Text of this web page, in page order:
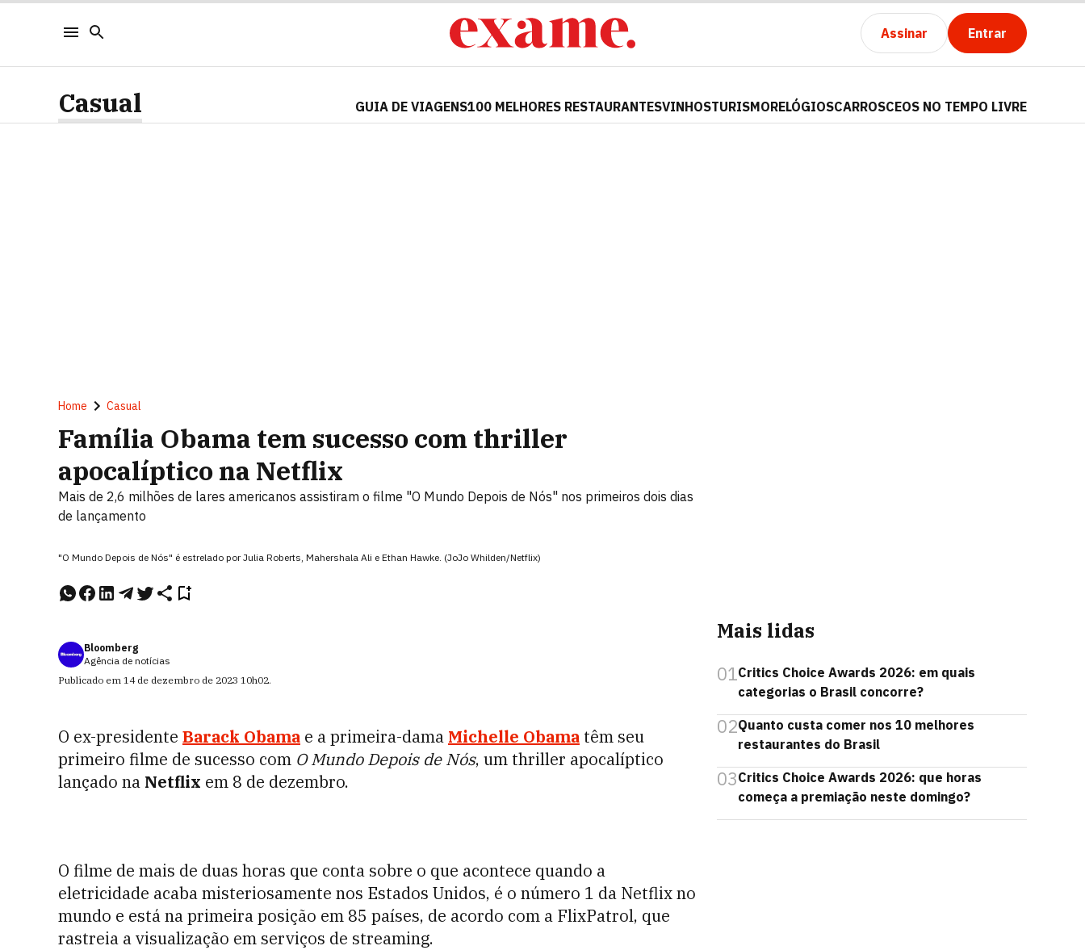
Assinar Entrar
Casual GUIA DE VIAGENS100 MELHORES RESTAURANTESVINHOSTURISMORELÓGIOSCARROSCEOS NO TEMPO LIVRE
Home Casual
Família Obama tem sucesso com thriller
apocalíptico na Netflix
Mais de 2,6 milhões de lares americanos assistiram o filme "O Mundo Depois de Nós" nos primeiros dois dias
de lançamento
"O Mundo Depois de Nós" é estrelado por Julia Roberts, Mahershala Ali e Ethan Hawke. (JoJo Whilden/Netflix)
Bloomberg
Agência de notícias
Publicado em 14 de dezembro de 2023 10h02.
O ex-presidente Barack Obama e a primeira-dama Michelle Obama têm seu
primeiro filme de sucesso com O Mundo Depois de Nós, um thriller apocalíptico
lançado na Netflix em 8 de dezembro.
O filme de mais de duas horas que conta sobre o que acontece quando a
eletricidade acaba misteriosamente nos Estados Unidos, é o número 1 da Netflix no
mundo e está na primeira posição em 85 países, de acordo com a FlixPatrol, que
rastreia a visualização em serviços de streaming.
Mais lidas
01Critics Choice Awards 2026: em quais
categorias o Brasil concorre?
02Quanto custa comer nos 10 melhores
restaurantes do Brasil
03Critics Choice Awards 2026: que horas
começa a premiação neste domingo?